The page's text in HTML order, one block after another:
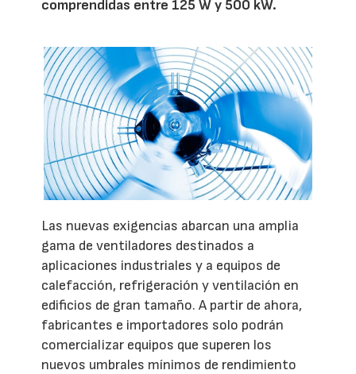
comprendidas entre 125 W y 500 kW.
Las nuevas exigencias abarcan una amplia
gama de ventiladores destinados a
aplicaciones industriales y a equipos de
calefacción, refrigeración y ventilación en
edificios de gran tamaño. A partir de ahora,
fabricantes e importadores solo podrán
comercializar equipos que superen los
nuevos umbrales mínimos de rendimiento